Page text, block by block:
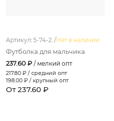
Артикул: 5-74-2. /Нет в наличии
Футболка для мальчика
237.60 ₽ / мелкий опт
217.80 ₽ / средний опт
198.00 ₽ / крупный опт
От 237.60 ₽